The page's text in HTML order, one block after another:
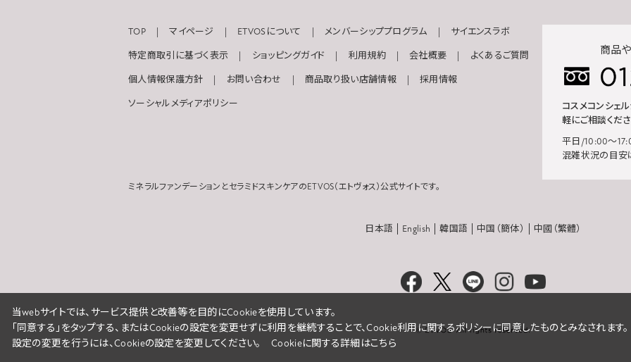
TOP マイページ ETVOSについて メンバーシッププログラム サイエンスラボ
特定商取引に基づく表示 ショッピングガイド 利用規約 会社概要 よくあるご質問
個人情報保護方針 お問い合わせ 商品取り扱い店舗情報 採用情報
ソーシャルメディアポリシー
ミネラルファンデーションとセラミドスキンケアのETVOS（エトヴォス）公式サイトです。
商品
コスメコンシェ
軽にご相談くださ
平日/10:00～
混雑状況の目安
日本語 English 韓国語 中国（簡体） 中國（繁體）
当webサイトでは、サービス提供と改善等を目的にCookieを使用しています。
「同意する」をタップする、またはCookieの設定を変更せずに利用を継続することで、Cookie利用に関するポリシーに同意したものとみなされます。
設定の変更を行うには、Cookieの設定を変更してください。Cookieに関する詳細はこちら